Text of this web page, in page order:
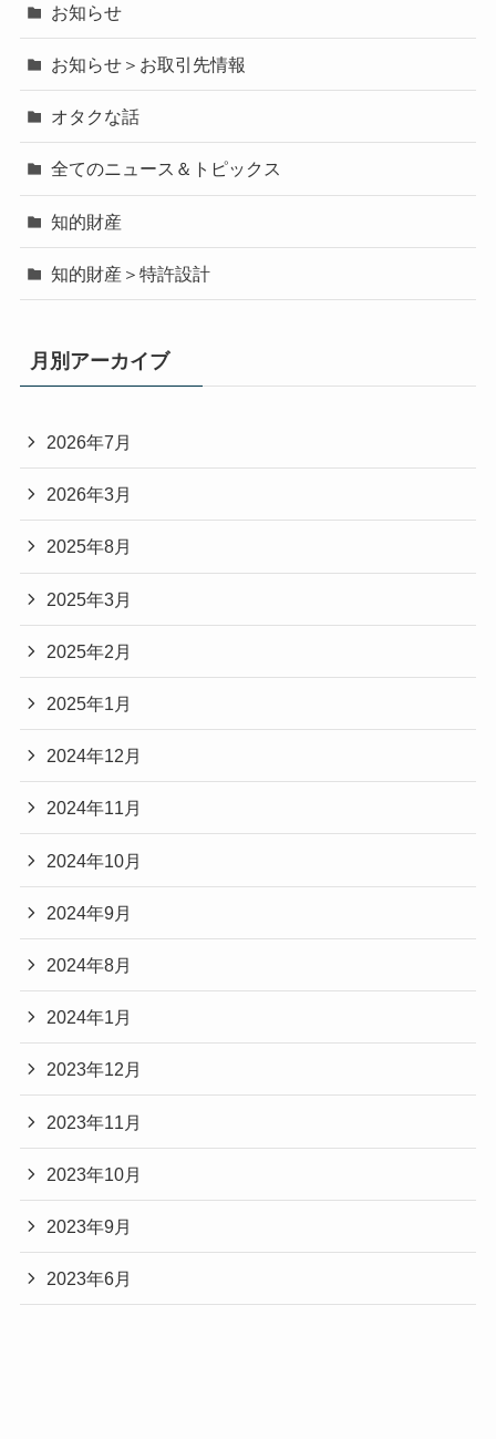
お知らせ
お知らせ＞お取引先情報
オタクな話
全てのニュース＆トピックス
知的財産
知的財産＞特許設計
月別アーカイブ
2026年7月
2026年3月
2025年8月
2025年3月
2025年2月
2025年1月
2024年12月
2024年11月
2024年10月
2024年9月
2024年8月
2024年1月
2023年12月
2023年11月
2023年10月
2023年9月
2023年6月